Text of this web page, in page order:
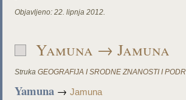
Objavljeno: 22. lipnja 2012.
Yamuna → Jamuna
Struka GEOGRAFIJA I SRODNE ZNANOSTI I
Yamuna →Jamuna